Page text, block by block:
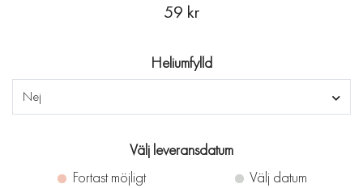
59 kr
Heliumfylld
Nej
Välj leveransdatum
Fortast möjligt
Välj datum